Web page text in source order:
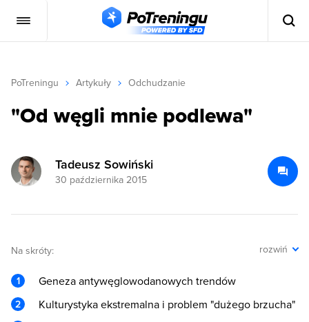
PoTreningu Artykuły Odchudzanie
"Od węgli mnie podlewa"
Tadeusz Sowiński
30 października 2015
Na skróty: rozwiń
Geneza antywęglowodanowych trendów
Kulturystyka ekstremalna i problem "dużego brzucha"